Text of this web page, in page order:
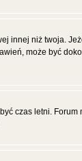
innej niż twoja.
może być
czas letni.